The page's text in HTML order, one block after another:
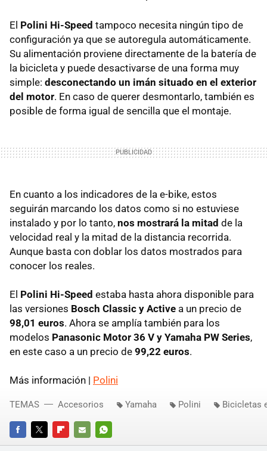
El Polini Hi-Speed tampoco necesita ningún tipo de
configuración ya que se autoregula automáticamente.
Su alimentación proviene directamente de la batería de
la bicicleta y puede desactivarse de una forma muy
simple: desconectando un imán situado en el exterior
del motor. En caso de querer desmontarlo, también es
posible de forma igual de sencilla que el montaje.
En cuanto a los indicadores de la e-bike, estos
seguirán marcando los datos como si no estuviese
instalado y por lo tanto, nos mostrará la mitad de la
velocidad real y la mitad de la distancia recorrida.
Aunque basta con doblar los datos mostrados para
conocer los reales.
El Polini Hi-Speed estaba hasta ahora disponible para
las versiones Bosch Classic y Active a un precio de
98,01 euros. Ahora se amplía también para los
modelos Panasonic Motor 36 V y Yamaha PW Series,
en este caso a un precio de 99,22 euros.
Más información | Polini
FACEBOOKTWITTERFLIPBOARD
E-
WHATSAPP
TEMAS Accesorios Yamaha Polini Bicicletas